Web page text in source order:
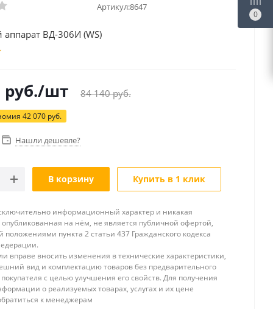
Артикул:8647
ВД-306И (WS)
руб./шт 84 140руб.
42 070 руб.
Нашли дешевле?
В корзину Купить в 1 клик
информационный характер и никакая
на нём, не является публичной офертой,
положениями пункта 2 статьи 437 Гражданского кодекса
вправе вносить изменения в технические характеристики,
вид и комплектацию товаров без предварительного
с целью улучшения его свойств. Для получения
о реализуемых товарах, услугах и их цене
к менеджерам
0